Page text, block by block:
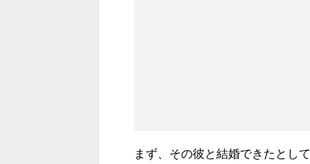
まず、その彼と結婚できたとして